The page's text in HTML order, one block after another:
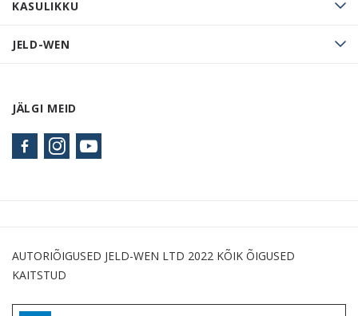
KASULIKKU
JELD-WEN
JÄLGI MEID
AUTORIÕIGUSED JELD-WEN LTD 2022 KÕIK ÕIGUSED
KAITSTUD